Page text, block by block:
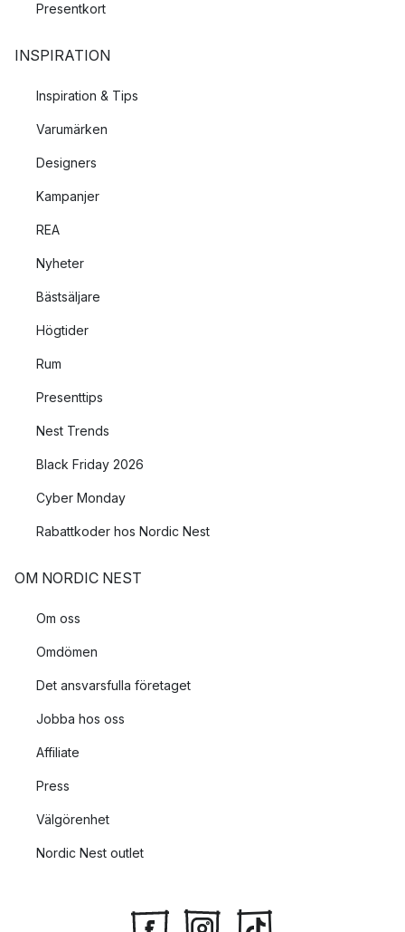
Presentkort
INSPIRATION
Inspiration & Tips
Varumärken
Designers
Kampanjer
REA
Nyheter
Bästsäljare
Högtider
Rum
Presenttips
Nest Trends
Black Friday 2026
Cyber Monday
Rabattkoder hos Nordic Nest
OM NORDIC NEST
Om oss
Omdömen
Det ansvarsfulla företaget
Jobba hos oss
Affiliate
Press
Välgörenhet
Nordic Nest outlet